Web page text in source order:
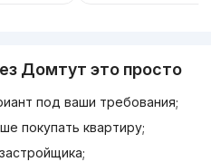
Домтут это просто
под ваши требования;
покупать квартиру;